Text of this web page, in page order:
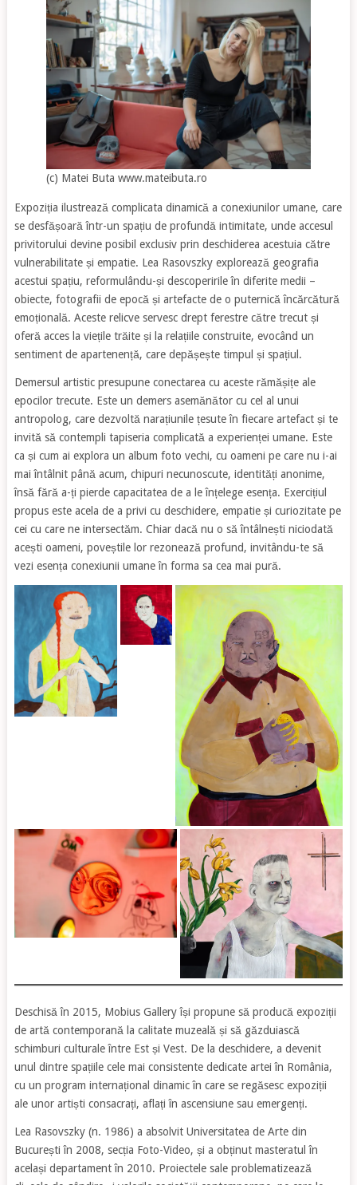
(c) Matei Buta www.mateibuta.ro
Expoziția ilustrează complicata dinamică a conexiunilor umane, care
se desfășoară într-un spațiu de profundă intimitate, unde accesul
privitorului devine posibil exclusiv prin deschiderea acestuia către
vulnerabilitate și empatie. Lea Rasovszky explorează geografia
acestui spațiu, reformulându-și descoperirile în diferite medii –
obiecte, fotografii de epocă și artefacte de o puternică încărcătură
emoțională. Aceste relicve servesc drept ferestre către trecut și
oferă acces la viețile trăite și la relațiile construite, evocând un
sentiment de apartenență, care depășește timpul și spațiul.
Demersul artistic presupune conectarea cu aceste rămășițe ale
epocilor trecute. Este un demers asemănător cu cel al unui
antropolog, care dezvoltă narațiunile țesute în fiecare artefact și te
invită să contempli tapiseria complicată a experienței umane. Este
ca și cum ai explora un album foto vechi, cu oameni pe care nu i-ai
mai întâlnit până acum, chipuri necunoscute, identități anonime,
însă fără a-ți pierde capacitatea de a le înțelege esența. Exercițiul
propus este acela de a privi cu deschidere, empatie și curiozitate pe
cei cu care ne intersectăm. Chiar dacă nu o să întâlnești niciodată
acești oameni, poveștile lor rezonează profund, invitându-te să
vezi esența conexiunii umane în forma sa cea mai pură.
Deschisă în 2015, Mobius Gallery își propune să producă expoziții
de artă contemporană la calitate muzeală și să găzduiască
schimburi culturale între Est și Vest. De la deschidere, a devenit
unul dintre spațiile cele mai consistente dedicate artei în România,
cu un program internațional dinamic în care se regăsesc expoziții
ale unor artiști consacrați, aflați în ascensiune sau emergenți.
Lea Rasovszky (n. 1986) a absolvit Universitatea de Arte din
București în 2008, secția Foto-Video, și a obținut masteratul în
același departament în 2010. Proiectele sale problematizează